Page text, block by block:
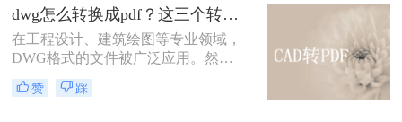
把图纸导出pdf的格式呢？本文将介绍
两种将CAD图纸导出为PDF格式的方
法。
dwg怎么转换成pdf？这三个转换方法了解一下！
在工程设计、建筑绘图等专业领域，
DWG格式的文件被广泛应用。然
而，在某些情况下，我们可能需要将
其转换为PDF格式，以便更方便地共
赞 踩